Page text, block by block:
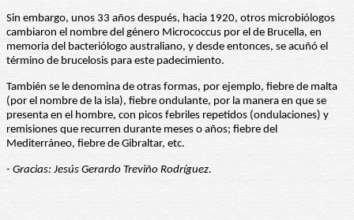
Sin embargo, unos 33 años después, hacia 1920, otros microbiólogos
cambiaron el nombre del género Micrococcus por el de Brucella, en
memoria del bacteriólogo australiano, y desde entonces, se acuñó el
término de brucelosis para este padecimiento.
También se le denomina de otras formas, por ejemplo, fiebre de malta
(por el nombre de la isla), fiebre ondulante, por la manera en que se
presenta en el hombre, con picos febriles repetidos (ondulaciones) y
remisiones que recurren durante meses o años; fiebre del
Mediterráneo, fiebre de Gibraltar, etc.
- Gracias: Jesús Gerardo Treviño Rodríguez.